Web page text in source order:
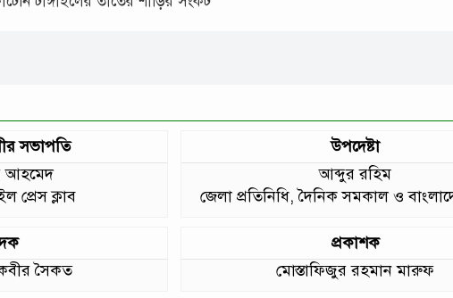
সভাপতি
আহমেদ
প্রেস ক্লাব
উপদেষ্টা
আব্দুর রহিম
জেলা প্রতিনিধি, দৈনিক সমকাল ও
সৈকত
প্রকাশক
মোস্তাফিজুর রহমান মারুফ